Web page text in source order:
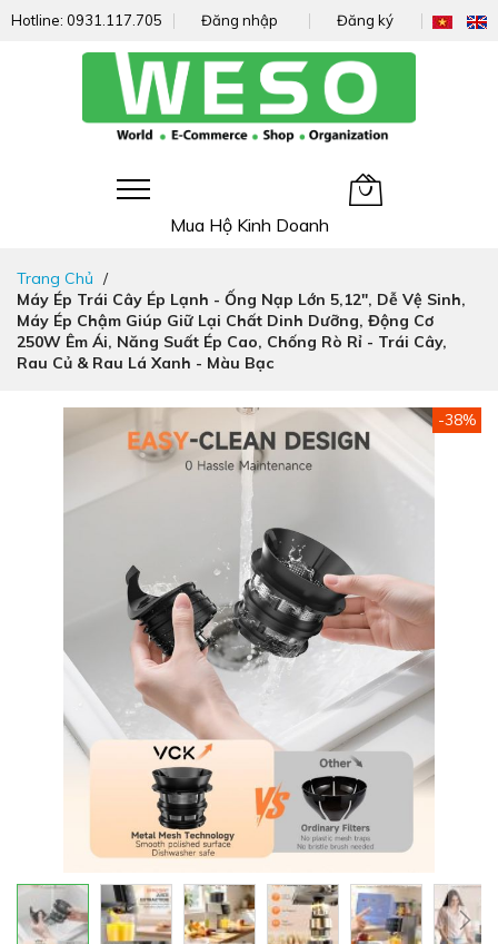
Hotline: 0931.117.705 Đăng nhập Đăng ký
Mua Hộ Kinh Doanh
nhanh
đến
nội
dung
Trang Chủ
Máy Ép Trái Cây Ép Lạnh - Ống Nạp Lớn 5,12", Dễ Vệ Sinh,
Máy Ép Chậm Giúp Giữ Lại Chất Dinh Dưỡng, Động Cơ
250W Êm Ái, Năng Suất Ép Cao, Chống Rò Rỉ - Trái Cây,
Rau Củ & Rau Lá Xanh - Màu Bạc
-38%